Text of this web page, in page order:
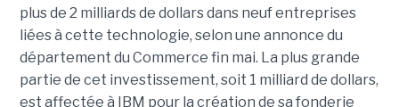
plus de 2 milliards de dollars dans neuf entreprises
liées à cette technologie, selon une annonce du
département du Commerce fin mai. La plus grande
partie de cet investissement, soit 1 milliard de dollars,
est affectée à IBM pour la création de sa fonderie